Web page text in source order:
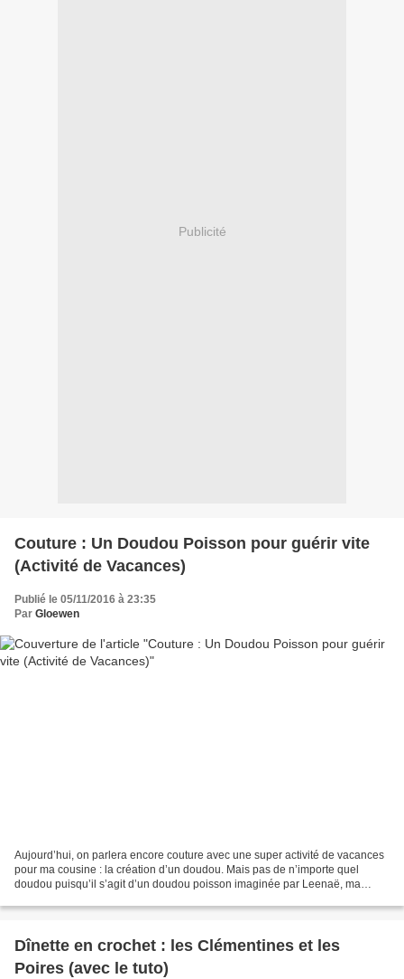
Publicité
Couture : Un Doudou Poisson pour guérir vite
(Activité de Vacances)
Publié le 05/11/2016 à 23:35
Par Gloewen
Aujourd’hui, on parlera encore couture avec une super activité de vacances
pour ma cousine : la création d’un doudou. Mais pas de n’importe quel
doudou puisqu’il s’agit d’un doudou poisson imaginée par Leenaë, ma
Dînette en crochet : les Clémentines et les
Poires (avec le tuto)